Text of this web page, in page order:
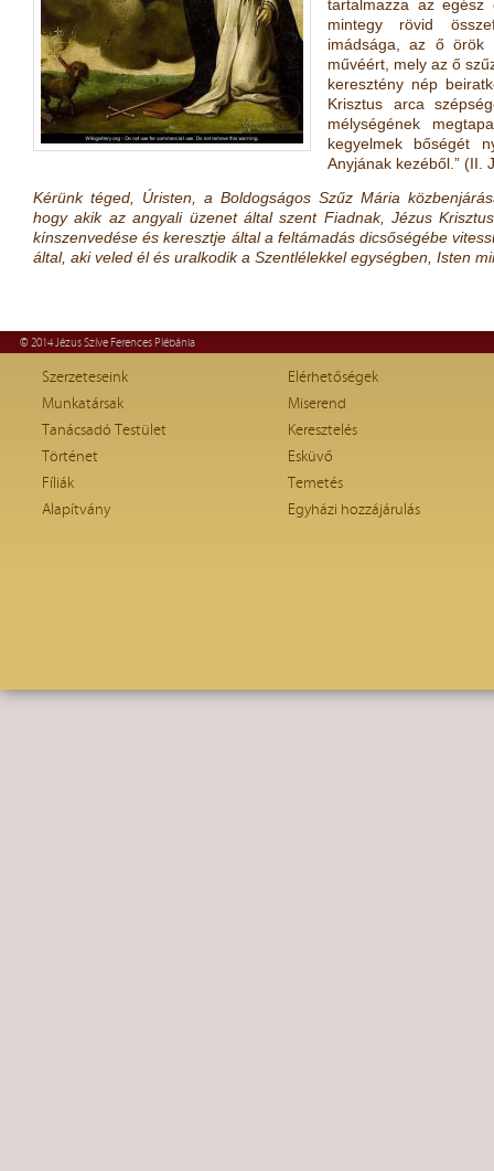
tartalmazza az egész
mintegy rövid
imádsága, az ő örök
művéért, mely az ő
keresztény nép
Krisztus arca
mélységének
kegyelmek bőségét
Anyjának kezéből.” (II.
Kérünk téged, Úristen, a Boldogságos Szűz Mária
hogy akik az angyali üzenet által szent Fiadnak, Jézus
kínszenvedése és keresztje által a feltámadás dicsőségébe
által, aki veled él és uralkodik a Szentlélekkel egységben, Isten
© 2014 Jézus Szíve Ferences Plébánia
Szerzeteseink
Munkatársak
Tanácsadó Testület
Történet
Fíliák
Alapítvány
Elérhetőségek
Miserend
Keresztelés
Esküvő
Temetés
Egyházi hozzájárulás